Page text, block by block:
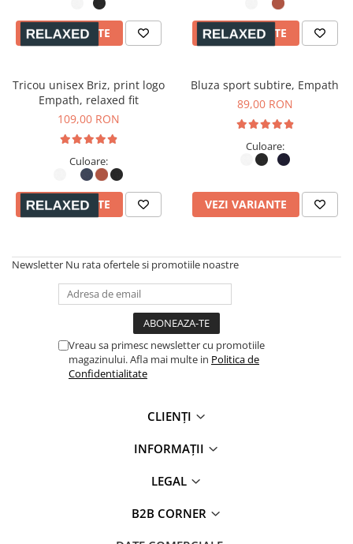
VEZI VARIANTE VEZI VARIANTE
Tricou unisex Briz, print logo
Empath, relaxed fit
109,00 RON
Culoare:
VEZI VARIANTE
Bluza sport subtire, Empath
89,00 RON
Culoare:
VEZI VARIANTE
Newsletter Nu rata ofertele si promotiile noastre
Vreau sa primesc newsletter cu promotiile
magazinului. Afla mai multe in Politica de
Confidentialitate
CLIENȚI
INFORMAȚII
LEGAL
B2B CORNER